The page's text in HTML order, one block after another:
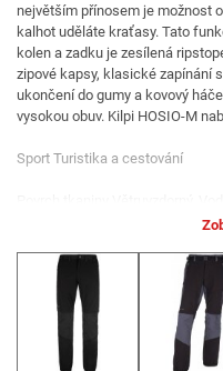
největším přínosem je možnost
kalhot uděláte kraťasy. Tato
kolen a zadku je zesílená
zipové kapsy, klasické zapínání
ukončení do gumy a kovový
vysokou obuv. Kilpi HOSIO-M
Sport Turistika a cestování
Tkanina 4-směrná elasticita,
Střih Regular